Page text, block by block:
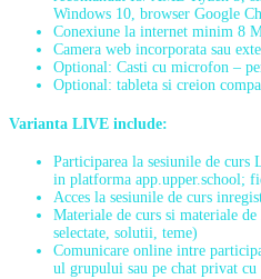
Windows 10, browser Google
Conexiune la internet minim 8
Camera web incorporata sau
Optional: Casti cu microfon –
Optional: tableta si creion
Varianta LIVE include:
Participarea la sesiunile de
in platforma app.upper.school;
Acces la sesiunile de curs
Materiale de curs si materiale
selectate, solutii, teme)
Comunicare online intre
ul grupului sau pe chat privat